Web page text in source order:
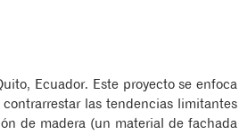
Ecuador. Este proyecto se enfoca
las tendencias limitantes
de madera (un material de fachada